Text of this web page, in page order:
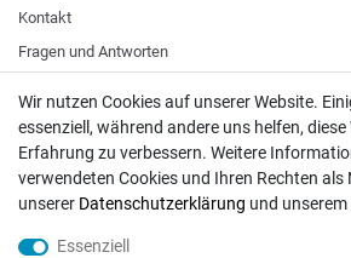
Kontakt
Fragen und Antworten
Versand
Zahlungsweisen
Wir nutzen Cookies auf unserer Website.
essenziell, während andere uns helfen,
Erfahrung zu verbessern. Weitere
verwendeten Cookies und Ihren Rechten als
unserer Daten­schutz­erklärung und unserem
Essenziell